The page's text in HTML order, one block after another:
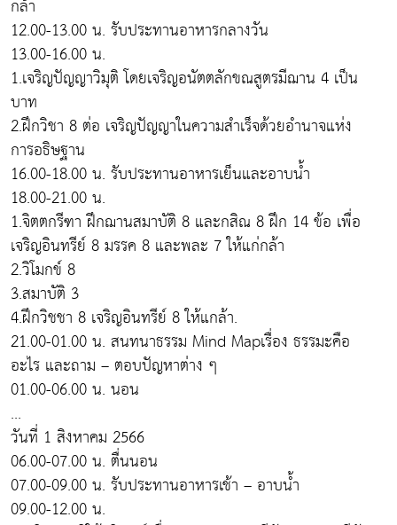
กล้า
12.00-13.00 น. รับประทานอาหารกลางวัน
13.00-16.00 น.
1.เจริญปัญญาวิมุติ โดยเจริญอนัตตลักขณสูตรมีฌาน 4 เป็น
บาท
2.ฝึกวิชา 8 ต่อ เจริญปัญญาในความสำเร็จด้วยอำนาจแห่ง
การอธิษฐาน
16.00-18.00 น. รับประทานอาหารเย็นและอาบน้ำ
18.00-21.00 น.
1.จิตตกรีฑา ฝึกฌานสมาบัติ 8 และกสิณ 8 ฝึก 14 ข้อ เพื่อ
เจริญอินทรีย์ 8 มรรค 8 และพละ 7 ให้แก่กล้า
2.วิโมกข์ 8
3.สมาบัติ 3
4.ฝึกวิชชา 8 เจริญอินทรีย์ 8 ให้แกล้า.
21.00-01.00 น. สนทนาธรรม Mind Mapเรื่อง ธรรมะคือ
อะไร และถาม – ตอบปัญหาต่าง ๆ
01.00-06.00 น. นอน
...
วันที่ 1 สิงหาคม 2566
06.00-07.00 น. ตื่นนอน
07.00-09.00 น. รับประทานอาหารเช้า – อาบน้ำ
09.00-12.00 น.